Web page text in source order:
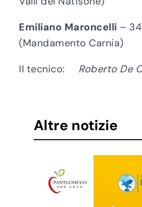
Emiliano Maroncelli –
(Mandamento Carnia)
Il tecnico: Roberto De
Altre notizie